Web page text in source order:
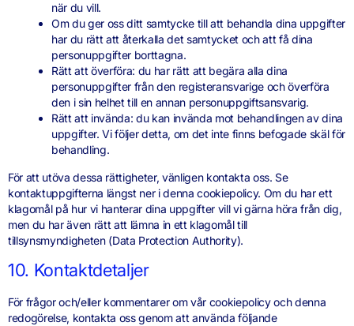
när du vill.
Om du ger oss ditt samtycke till att behandla dina uppgifter
har du rätt att återkalla det samtycket och att få dina
personuppgifter borttagna.
Rätt att överföra: du har rätt att begära alla dina
personuppgifter från den registeransvarige och överföra
den i sin helhet till en annan personuppgiftsansvarig.
Rätt att invända: du kan invända mot behandlingen av dina
uppgifter. Vi följer detta, om det inte finns befogade skäl för
behandling.
För att utöva dessa rättigheter, vänligen kontakta oss. Se
kontaktuppgifterna längst ner i denna cookiepolicy. Om du har ett
klagomål på hur vi hanterar dina uppgifter vill vi gärna höra från dig,
men du har även rätt att lämna in ett klagomål till
tillsynsmyndigheten (Data Protection Authority).
10. Kontaktdetaljer
För frågor och/eller kommentarer om vår cookiepolicy och denna
redogörelse, kontakta oss genom att använda följande